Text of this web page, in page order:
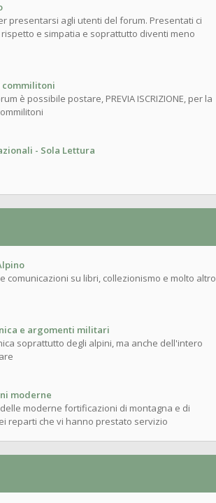
presentarsi agli utenti del forum. Presentati ci
rispetto e simpatia e soprattutto diventi meno
commilitoni
è possibile postare, PREVIA ISCRIZIONE, per la
- Sola Lettura
comunicazioni su libri, collezionismo e molto altro
e argomenti militari
soprattutto degli alpini, ma anche dell'intero
moderne
moderne fortificazioni di montagna e di
reparti che vi hanno prestato servizio